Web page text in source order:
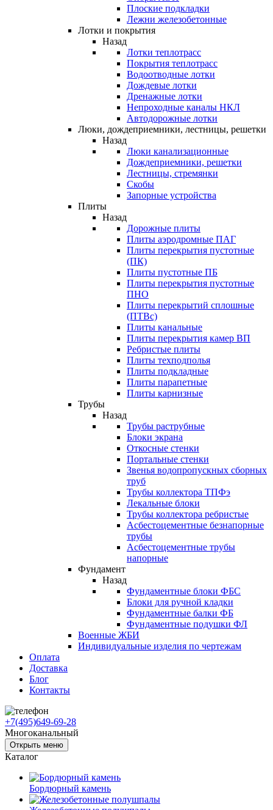
Плоские подкладки
Лежни железобетонные
Лотки и покрытия
Назад
Лотки теплотрасс
Покрытия теплотрасс
Водоотводные лотки
Дождевые лотки
Дренажные лотки
Непроходные каналы НКЛ
Автодорожные лотки
Люки, дождеприемники, лестницы, решетки
Назад
Люки канализационные
Дождеприемники, решетки
Лестницы, стремянки
Скобы
Запорные устройства
Плиты
Назад
Дорожные плиты
Плиты аэродромные ПАГ
Плиты перекрытия пустотные
(ПК)
Плиты пустотные ПБ
Плиты перекрытия пустотные
ПНО
Плиты перекрытий сплошные
(ПТВс)
Плиты канальные
Плиты перекрытия камер ВП
Ребристые плиты
Плиты техподполья
Плиты подкладные
Плиты парапетные
Плиты карнизные
Трубы
Назад
Трубы раструбные
Блоки экрана
Откосные стенки
Портальные стенки
Звенья водопропускных сборных
труб
Трубы коллектора ТПФэ
Лекальные блоки
Трубы коллектора ребристые
Асбестоцементные безнапорные
трубы
Асбестоцементные трубы
напорные
Фундамент
Назад
Фундаментные блоки ФБС
Блоки для ручной кладки
Фундаментные балки ФБ
Фундаментные подушки ФЛ
Военные ЖБИ
Индивидуальные изделия по чертежам
Оплата
Доставка
Блог
Контакты
+7(495)649-69-28
Многоканальный
Открыть меню
Каталог
Бордюрный камень